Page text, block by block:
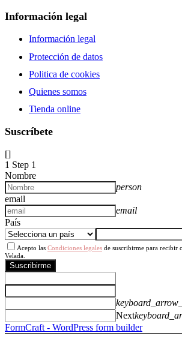
Información legal
Información legal
Protección de datos
Politica de cookies
Quienes somos
Tienda online
Suscríbete
[]
1 Step 1
Nombre
person
email
email
País
Acepto las Condiciones legales de suscribirme para recibir
Velada.
Suscribirme
Next
FormCraft - WordPress form builder